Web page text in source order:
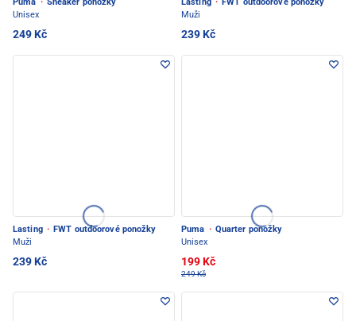
Puma · Sneaker ponožky
Unisex
249 Kč
Lasting · FWT outdoorové ponožky
Muži
239 Kč
Lasting · FWT outdoorové ponožky
Muži
239 Kč
Puma · Quarter ponožky
Unisex
199 Kč
249 Kč